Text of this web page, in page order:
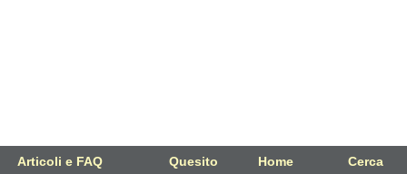
Articoli e FAQ Quesito Home Cerca